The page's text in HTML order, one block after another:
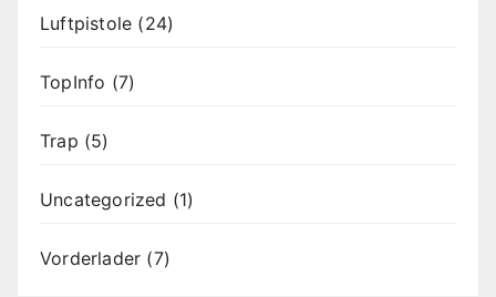
Luftpistole (24)
TopInfo (7)
Trap (5)
Uncategorized (1)
Vorderlader (7)